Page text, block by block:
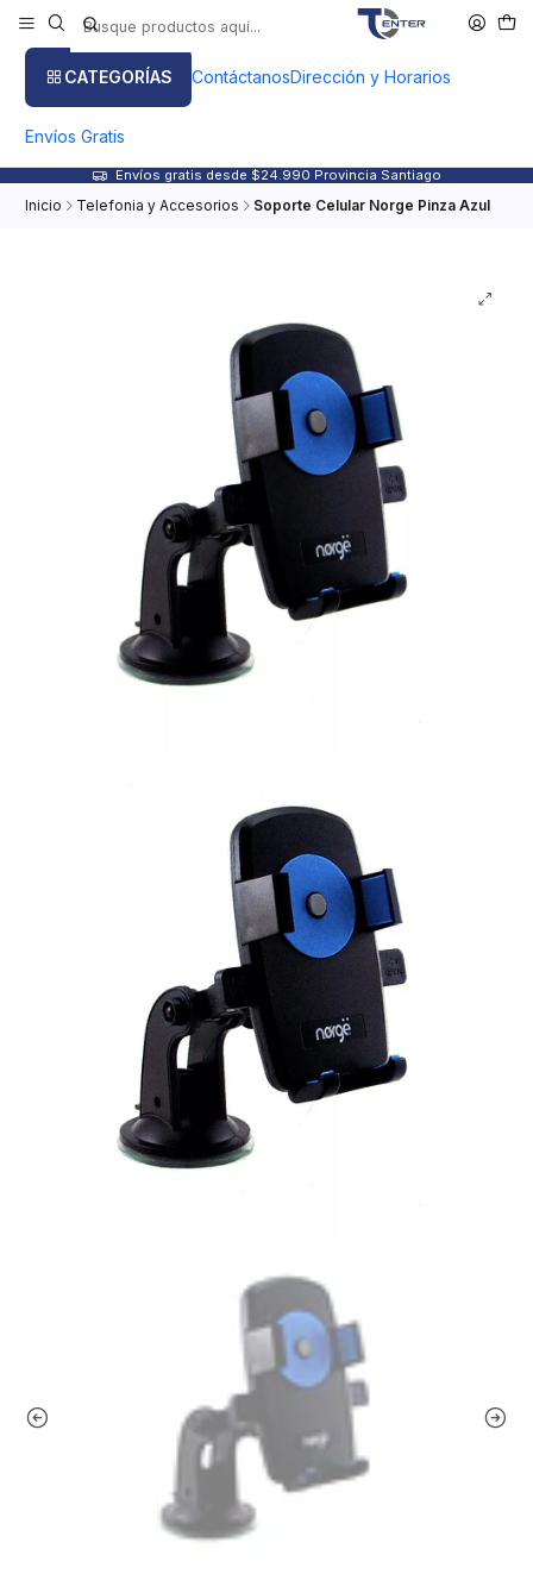
CATEGORÍAS ContáctanosDirección y Horarios
Envíos Gratis
Envíos gratis desde $24.990 Provincia Santiago
Inicio Telefonia y Accesorios Soporte Celular Norge Pinza Azul